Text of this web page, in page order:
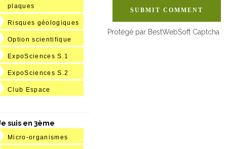
SUBMIT COMMENT
Protégé par BestWebSoft Captcha
plaques
Risques géologiques
Option scientifique
ExpoSciences S.1
ExpoSciences S.2
Club Espace
suis en 3ème
Micro-organismes